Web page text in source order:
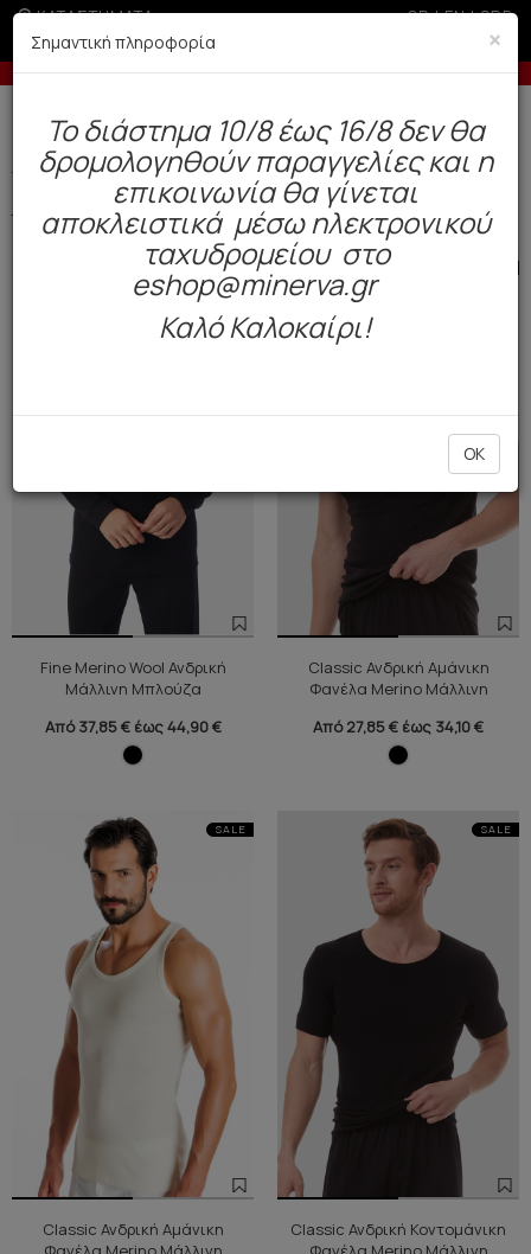
ΚΑΤΑΣΤΗΜΑΤΑ GR|EN|SRB
Έως 6 άτοκες δόσεις με πιστωτική άνω των 100€
Δωρεάν αποστολή άνω των 49€. Παράδοση σε 3-5 εργάσιμες.
Thermal
Ανδρας (19)
Φίλτρα
ΤΑΞΙΝΟΜΗΣΗ ΑΝΑ
SALE
Fine Merino Wool Ανδρική
Μάλλινη Μπλούζα
Από 37,85 € έως 44,90 €
Classic Ανδρική Αμάνικη
Φανέλα Merino Μάλλινη
Από 27,85 € έως 34,10 €
SALE
Classic Ανδρική Αμάνικη
SALE
Classic Ανδρική Κοντομάνικη
×
Σημαντική πληροφορία
To διάστημα 10/8 έως 16/8 δεν θα
δρομολογηθούν παραγγελίες και η
επικοινωνία θα γίνεται
αποκλειστικά μέσω ηλεκτρονικού
ταχυδρομείου στο
eshop@minerva.gr
Καλό Καλοκαίρι!
OK